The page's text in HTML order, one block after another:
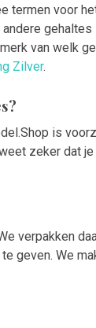
termen voor
van welk
Zilver.
is
zeker dat
verpakken
geven. We